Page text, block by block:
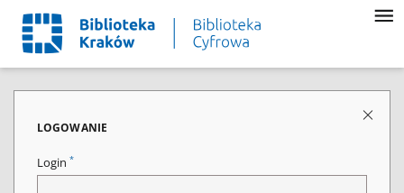
LOGOWANIE
Login *